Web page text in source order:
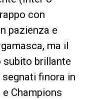
con
pazienza e
ma il
subito brillante
finora in
Champions